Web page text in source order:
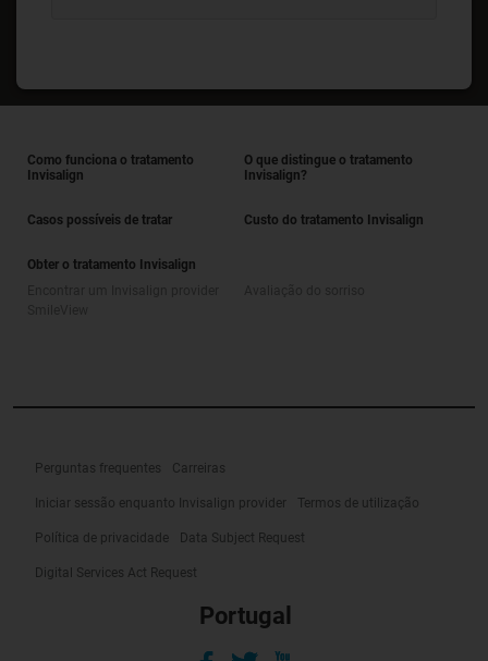
Como funciona o tratamento
Invisalign
O que distingue o tratamento
Invisalign?
Casos possíveis de tratar Custo do tratamento Invisalign
Obter o tratamento Invisalign
Perguntas frequentes Carreiras
Iniciar sessão enquanto Invisalign provider Termos de utilização
Política de privacidade Data Subject Request
Digital Services Act Request
Portugal